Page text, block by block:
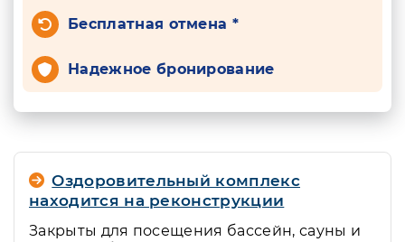
Бесплатная отмена *
Надежное бронирование
Оздоровительный комплекс
находится на реконструкции
Закрыты для посещения бассейн, сауны и